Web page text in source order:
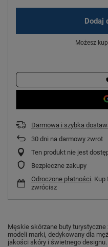
Dodaj
Możesz
Darmowa i szybka
30 dni na darmowy zwrot
Ten produkt nie jest
Bezpieczne zakupy
Odroczone płatności. Kup
zwrócisz
Męskie skórzane buty
modeli marki, dedykowany dla
jakości skóry i świetnego designu.